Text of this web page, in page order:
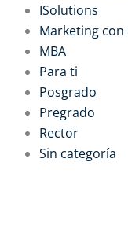
ISolutions
Marketing con
MBA
Para ti
Posgrado
Pregrado
Rector
Sin categoría